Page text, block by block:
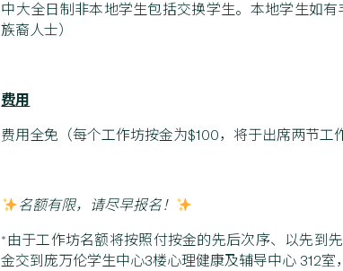
中大全日制非本地学生包括交换学生。本地学生如
族裔人士）
费用
费用全免（每个工作坊按金为$100，将于出席两节工
名额有限，请尽早报名！
*由于工作坊名额将按照付按金的先后次序、以先到
金交到庞万伦学生中心3楼心理健康及辅导中心 312室